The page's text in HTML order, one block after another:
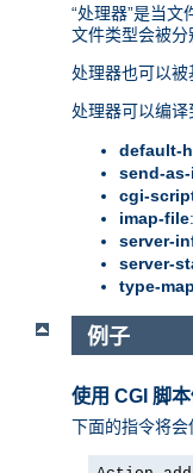
“处理器”是当
文件类型会被分
处理器也可以
处理器可以编
default-
send-
cgi-
imap-file
server-
server-
type-map
例子
使用 CGI 脚
下面的指令将会